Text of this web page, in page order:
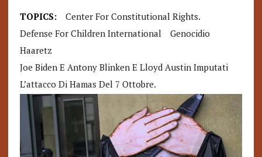
TOPICS:
Center For Constitutional Rights.
Defense For Children International
Genocidio
Haaretz
Joe Biden E Antony Blinken E Lloyd Austin Imputati
L’attacco Di Hamas Del 7 Ottobre.